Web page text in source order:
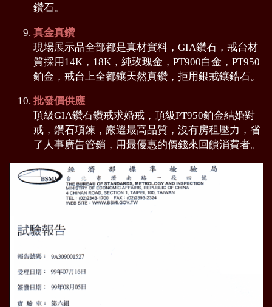
鑽石。
真金真鑽
現場展示品全部都是真材實料，GIA鑽石，戒台材
質採用14K，18K，純玫瑰金，PT900白金，PT950
鉑金，戒台上全都鑲天然真鑽，拒用銀戒鑲鋯石。
批發價供應
頂級GIA鑽石鑽戒求婚戒，頂級PT950鉑金結婚對
戒，鑽石項鍊，嚴選最高品質，沒有房租壓力，省
了人事廣告管銷，用最優惠的價錢來回饋消費者。